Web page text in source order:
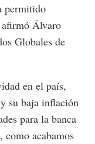
permitido
afirmó Álvaro
Globales de
en el país,
su baja inflación
para la banca
como acabamos